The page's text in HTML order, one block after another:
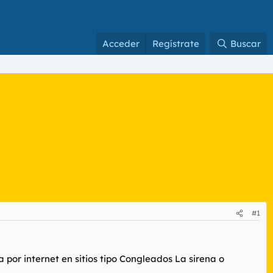
Acceder Regístrate Buscar
#1
internet en sitios tipo Congleados La sirena o